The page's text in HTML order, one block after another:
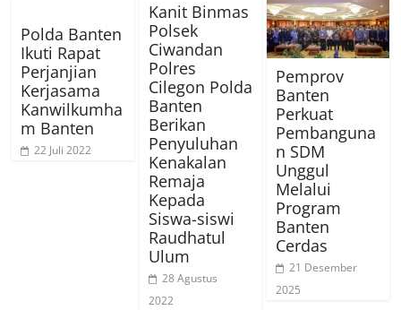
Polda Banten
Ikuti Rapat
Perjanjian
Kerjasama
Kanwilkumha
m Banten
22 Juli 2022
Kanit Binmas
Polsek
Ciwandan
Polres
Cilegon Polda
Banten
Berikan
Penyuluhan
Kenakalan
Remaja
Kepada
Siswa-siswi
Raudhatul
Ulum
28 Agustus
2022
Pemprov
Banten
Perkuat
Pembanguna
n SDM
Unggul
Melalui
Program
Banten
Cerdas
21 Desember
2025